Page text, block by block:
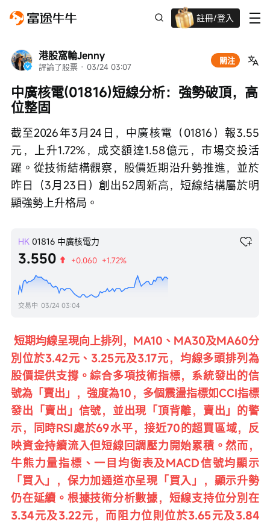
註冊/登入
港股窩輪Jenny
評論了股票 · 03/24 03:07
關注
中廣核電(01816)短線分析：強勢破頂，高
位整固
截至2026年3月24日，中廣核電（01816）報3.55
元，上升1.72%，成交額達1.58億元，市場交投活
躍。從技術結構觀察，股價近期沿升勢推進，並於
昨日（3月23日）創出52周新高，短線結構屬於明
顯強勢上升格局。
HK 01816 中廣核電力
3.550 +0.060 +1.72%
交易中 03/24 03:04
短期均線呈現向上排列，MA10、MA30及MA60分
別位於3.42元、3.25元及3.17元，均線多頭排列為
股價提供支撐。綜合多項技術指標，系統發出的信
號為「賣出」，強度為10，多個震盪指標如CCI指標
發出「賣出」信號，並出現「頂背離，賣出」的警
示，同時RSI處於69水平，接近70的超買區域，反
映資金持續流入但短線回調壓力開始累積。然而，
牛熊力量指標、一目均衡表及MACD信號均顯示
「買入」，保力加通道亦呈現「買入」，顯示升勢
仍在延續。根據技術分析數據，短線支持位分別在
3.34元及3.22元，而阻力位則位於3.65元及3.84